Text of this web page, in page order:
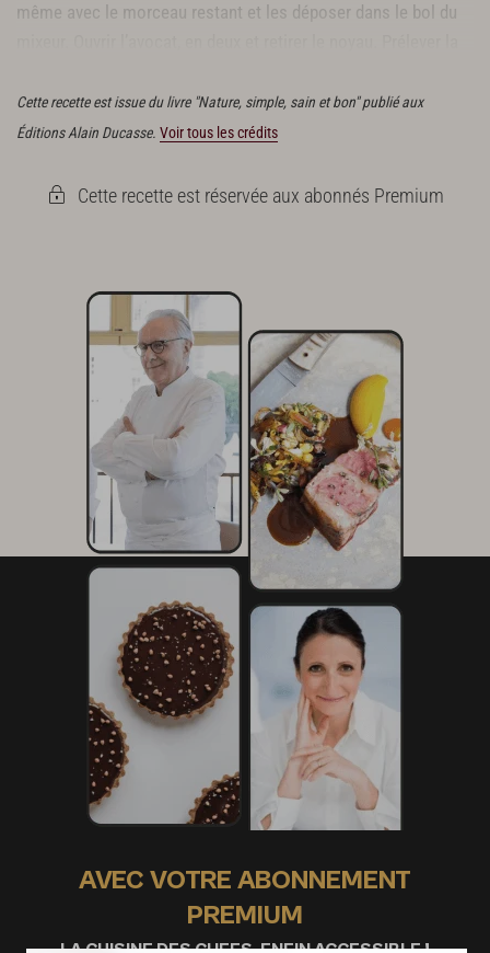
même avec le morceau restant et les déposer dans le bol du
Cette recette est issue du livre "Nature, simple, sain et bon" publié aux
Éditions Alain Ducasse. Voir tous les crédits
Cette recette est réservée aux abonnés Premium
AVEC VOTRE ABONNEMENT
PREMIUM